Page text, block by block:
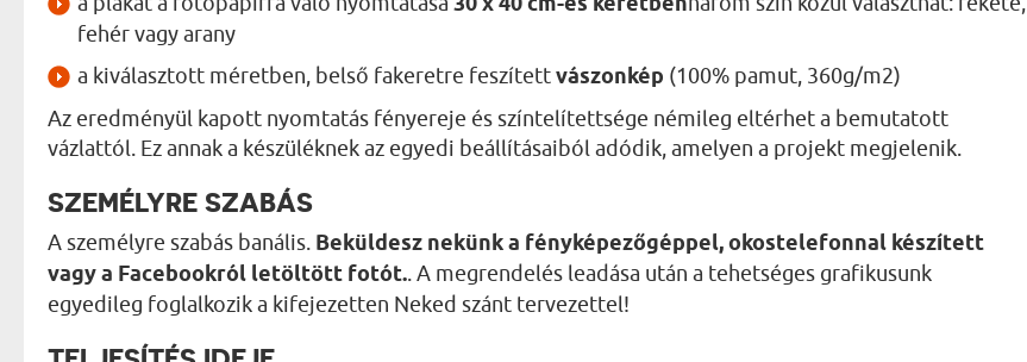
fehér vagy arany
a kiválasztott méretben, belső fakeretre feszítettvászonkép (100% pamut, 360g/m2)
Az eredményül kapott nyomtatás fényereje és színtelítettsége némileg eltérhet a bemutatott
vázlattól. Ez annak a készüléknek az egyedi beállításaiból adódik, amelyen a projekt megjelenik.
SZEMÉLYRE SZABÁS
A személyre szabás banális. Beküldesz nekünk a fényképezőgéppel, okostelefonnal készített
vagy a Facebookról letöltött fotót.. A megrendelés leadása után a tehetséges grafikusunk
egyedileg foglalkozik a kifejezetten Neked szánt tervezettel!